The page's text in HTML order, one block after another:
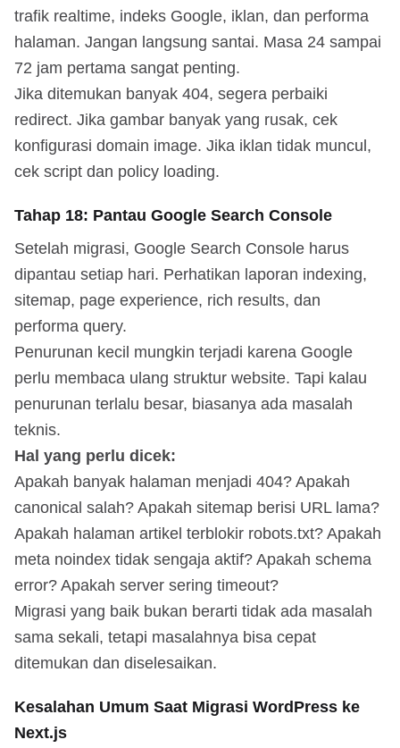
trafik realtime, indeks Google, iklan, dan performa
halaman. Jangan langsung santai. Masa 24 sampai
72 jam pertama sangat penting.
Jika ditemukan banyak 404, segera perbaiki
redirect. Jika gambar banyak yang rusak, cek
konfigurasi domain image. Jika iklan tidak muncul,
cek script dan policy loading.
Tahap 18: Pantau Google Search Console
Setelah migrasi, Google Search Console harus
dipantau setiap hari. Perhatikan laporan indexing,
sitemap, page experience, rich results, dan
performa query.
Penurunan kecil mungkin terjadi karena Google
perlu membaca ulang struktur website. Tapi kalau
penurunan terlalu besar, biasanya ada masalah
teknis.
Hal yang perlu dicek:
Apakah banyak halaman menjadi 404? Apakah
canonical salah? Apakah sitemap berisi URL lama?
Apakah halaman artikel terblokir robots.txt? Apakah
meta noindex tidak sengaja aktif? Apakah schema
error? Apakah server sering timeout?
Migrasi yang baik bukan berarti tidak ada masalah
sama sekali, tetapi masalahnya bisa cepat
ditemukan dan diselesaikan.
Kesalahan Umum Saat Migrasi WordPress ke
Next.js